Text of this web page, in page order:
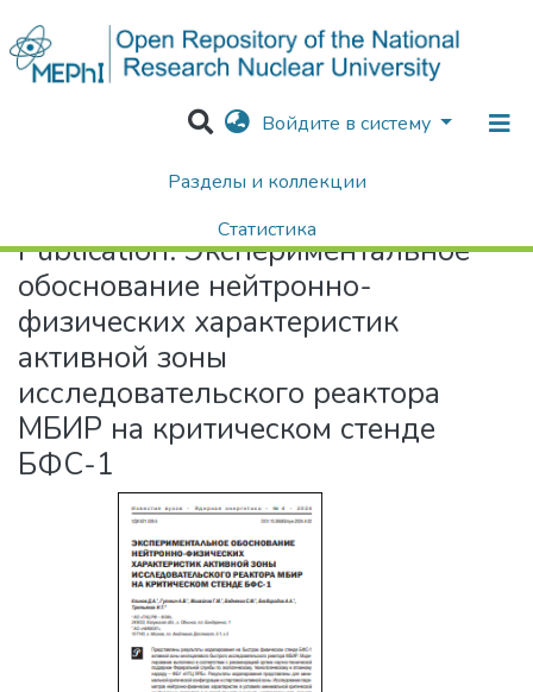
Войдите в систему
Разделы и коллекции
Статистика
Поиск
Экспериментальное обоснование нейтронно-физических характеристик активной зоны исследовательского реактора МБИР на критическом стенде БФС-1
Publication:Экспериментальное
обоснование нейтронно-
физических характеристик
активной зоны
исследовательского реактора
МБИР на критическом стенде
БФС-1